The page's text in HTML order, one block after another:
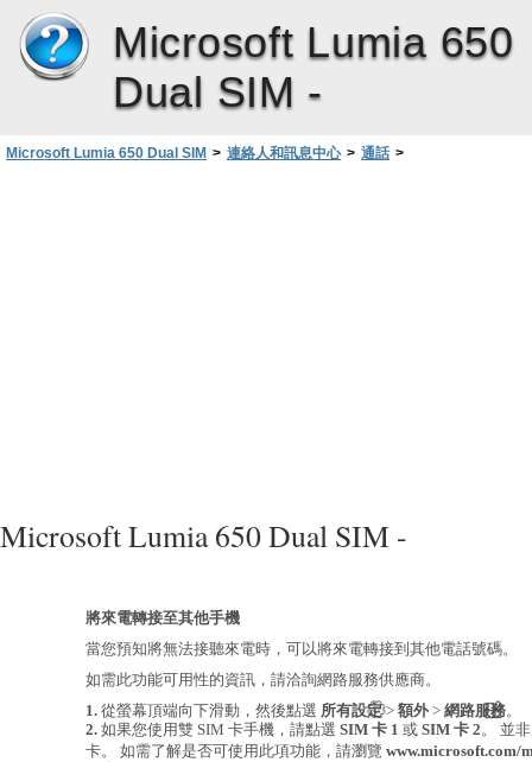
Microsoft Lumia 650
Dual SIM -
Microsoft Lumia 650 Dual SIM > 連絡人和訊息中心 > 通話 >
Microsoft Lumia 650 Dual SIM -
將來電轉接至其他手機
當您預知將無法接聽來電時，可以將來電轉接到其他電話號碼。
如需此功能可用性的資訊，請洽詢網路服務供應商。
1. 從螢幕頂端向下滑動，然後點選 所有設定> 額外 > 網路服務。
2. 如果您使用雙 SIM 卡手機，請點選 SIM 卡 1 或 SIM 卡 2。 並
卡。 如需了解是否可使用此項功能，請瀏覽 www.microsoft.com/